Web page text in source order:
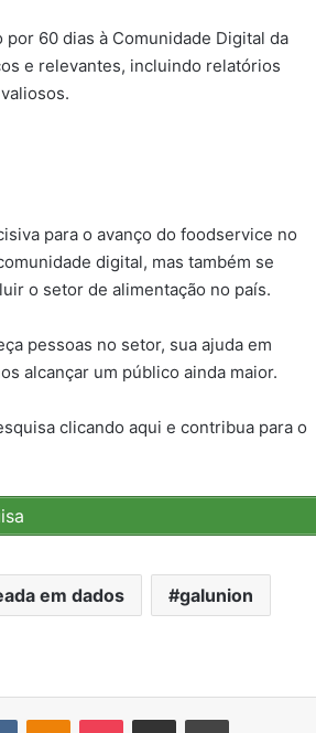
60 dias à Comunidade Digital da
e relevantes, incluindo relatórios
para o avanço do foodservice no
digital, mas também se
o setor de alimentação no país.
pessoas no setor, sua ajuda em
alcançar um público ainda maior.
clicando aqui e contribua para o
em dados galunion
VK OK Pocket Compartilhar via e-mail Imprimir